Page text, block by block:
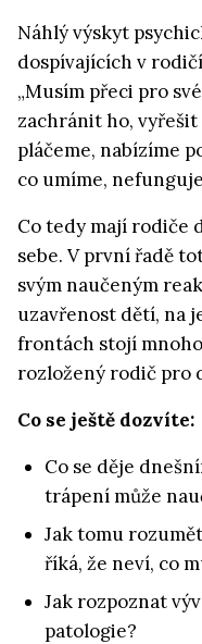
Náhlý výskyt
dospívajících v
„Musím přeci pro
zachránit ho, vyřešit
pláčeme, nabízíme
co umíme,
Co tedy mají rodiče
sebe. V první řadě
svým naučeným
uzavřenost dětí, na
frontách stojí
rozložený rodič pro
Co se ještě dozvíte:
Co se děje
trápení může
Jak tomu
říká, že neví, co
Jak rozpoznat
patologie?